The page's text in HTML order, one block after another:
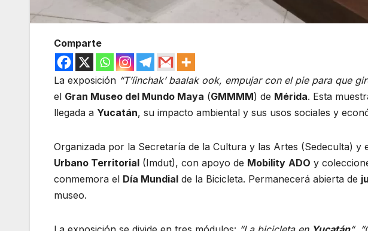
Comparte
La exposición “T’íinchak’ baalak ook, empujar con el pie para que
el Gran Museo del Mundo Maya (GMMMM) de Mérida. Esta
llegada a Yucatán, su impacto ambiental y sus usos sociales y
Organizada por la Secretaría de la Cultura y las Artes (Sedeculta) y
Urbano Territorial (Imdut), con apoyo de Mobility ADO y
conmemora el Día Mundial de la Bicicleta. Permanecerá abierta de
museo.